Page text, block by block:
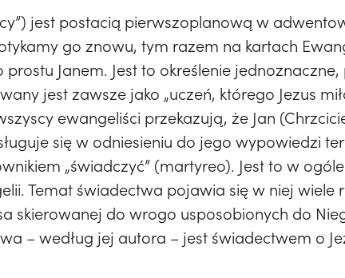
jest postacią pierwszoplanową w
go znowu, tym razem na kartach
Janem. Jest to określenie
jest zawsze jako „uczeń, którego Jezus
ewangeliści przekazują, że Jan
się w odniesieniu do jego wypowiedzi
„świadczyć” (martyreo). Jest to w
Temat świadectwa pojawia się w niej wiele
skierowanej do wrogo usposobionych do
– według jej autora – jest świadectwem o